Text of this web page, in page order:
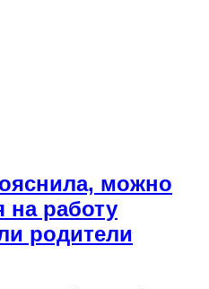
можно
на работу
родители